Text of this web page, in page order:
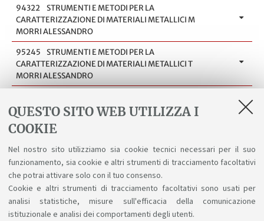
QUESTO SITO WEB UTILIZZA I
COOKIE
Nel nostro sito utilizziamo sia cookie tecnici necessari per il suo
funzionamento, sia cookie e altri strumenti di tracciamento facoltativi
che potrai attivare solo con il tuo consenso.
Cookie e altri strumenti di tracciamento facoltativi sono usati per
analisi statistiche, misure sull'efficacia della comunicazione
istituzionale e analisi dei comportamenti degli utenti.
94322
STRUMENTI E METODI PER LA
CARATTERIZZAZIONE DI MATERIALI METALLICI M
MORRI ALESSANDRO
95245
STRUMENTI E METODI PER LA
CARATTERIZZAZIONE DI MATERIALI METALLICI T
MORRI ALESSANDRO
APPLICAZIONI T C.I.
FORTUNATO ALESSANDRO
APPLICAZIONI T C.I.
TOMESANI LUCA
1 2 3